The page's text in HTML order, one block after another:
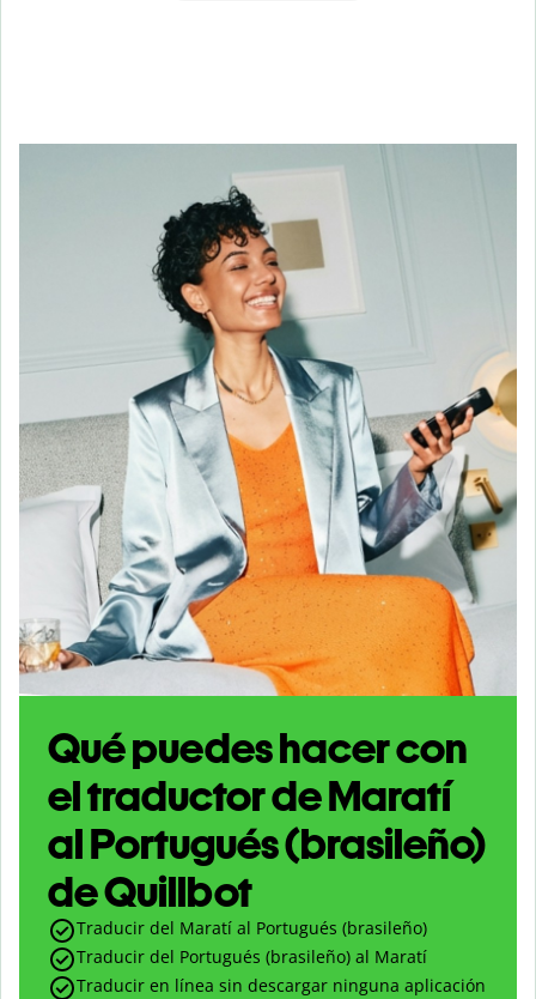
Qué puedes hacer con
el traductor de Maratí
al Portugués (brasileño)
de Quillbot
Traducir del Maratí al Portugués (brasileño)
Traducir del Portugués (brasileño) al Maratí
Traducir en línea sin descargar ninguna aplicación